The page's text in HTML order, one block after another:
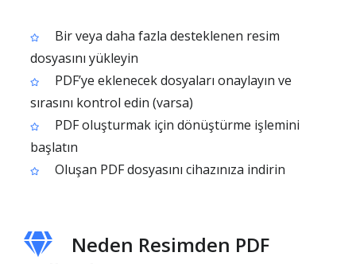
Bir veya daha fazla desteklenen resim
dosyasını yükleyin
PDF’ye eklenecek dosyaları onaylayın ve
sırasını kontrol edin (varsa)
PDF oluşturmak için dönüştürme işlemini
başlatın
Oluşan PDF dosyasını cihazınıza indirin
Neden Resimden PDF